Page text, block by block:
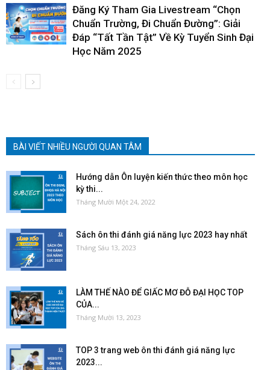
Đăng Ký Tham Gia Livestream “Chọn
Chuẩn Trường, Đi Chuẩn Đường”: Giải
Đáp “Tất Tần Tật” Về Kỳ Tuyển Sinh Đại
Học Năm 2025
BÀI VIẾT NHIỀU NGƯỜI QUAN TÂM
Hướng dẫn Ôn luyện kiến thức theo môn học
kỳ thi...
Tháng Mười Một 24, 2022
Sách ôn thi đánh giá năng lực 2023 hay nhất
Tháng Sáu 13, 2023
LÀM THẾ NÀO ĐỂ GIẤC MƠ ĐỖ ĐẠI HỌC TOP
CỦA...
Tháng Mười 13, 2023
TOP 3 trang web ôn thi đánh giá năng lực
2023...